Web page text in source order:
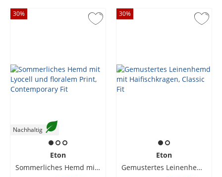
30%
Nachhaltig
Eton
Sommerliches Hemd mit Lyocell und floralem Print, Contemporary Fit
30%
Eton
Gemustertes Leinenhemd mit Haifischkragen, Classic Fit